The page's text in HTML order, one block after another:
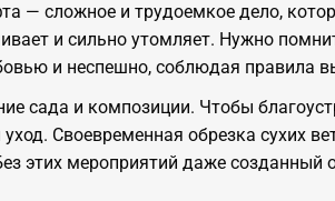
— сложное и трудоемкое дело,
и сильно утомляет. Нужно
и неспешно, соблюдая правила
сада и композиции. Чтобы
Своевременная обрезка сухих
этих мероприятий даже